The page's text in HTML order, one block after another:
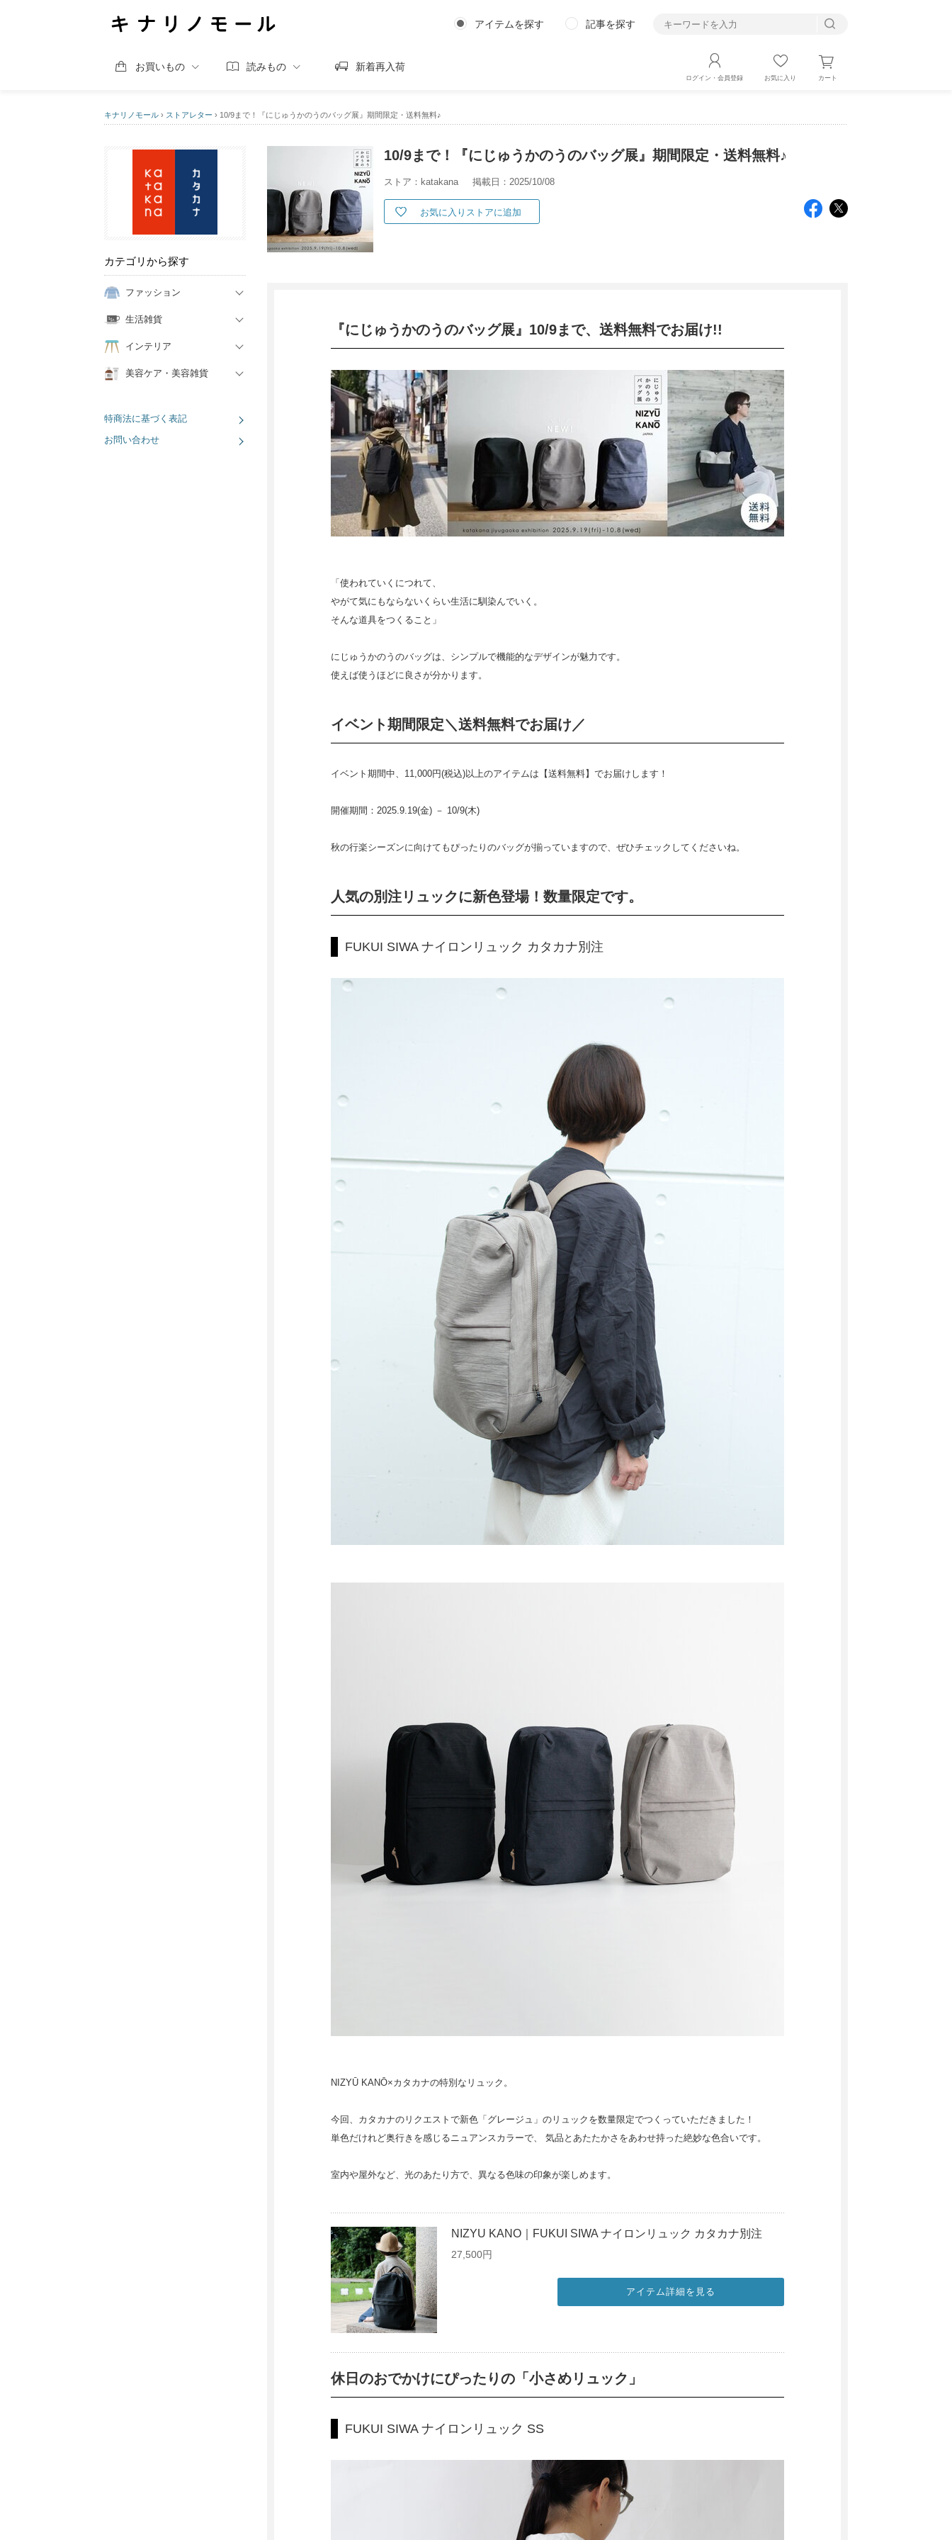
アイテムを探す 記事を探す
お買いもの 読みもの 新着再入荷
ログイン・会員登録 お気に入り カート
キナリノモール › ストアレター › 10/9まで！『にじゅうかのうのバッグ展』期間限定・送料無料♪
カテゴリから探す
ファッション
生活雑貨
インテリア
美容ケア・美容雑貨
特商法に基づく表記
お問い合わせ
10/9まで！『にじゅうかのうのバッグ展』期間限定・送料無料♪
ストア：katakana 掲載日：2025/10/08
お気に入りストアに追加
『にじゅうかのうのバッグ展』10/9まで、送料無料でお届け!!
「使われていくにつれて、
やがて気にもならないくらい生活に馴染んでいく。
そんな道具をつくること」
にじゅうかのうのバッグは、シンプルで機能的なデザインが魅力です。
使えば使うほどに良さが分かります。
イベント期間限定＼送料無料でお届け／
イベント期間中、11,000円(税込)以上のアイテムは【送料無料】でお届けします！
開催期間：2025.9.19(金) － 10/9(木)
秋の行楽シーズンに向けてもぴったりのバッグが揃っていますので、ぜひチェックしてくださいね。
人気の別注リュックに新色登場！数量限定です。
FUKUI SIWA ナイロンリュック カタカナ別注
NIZYŪ KANŌ×カタカナの特別なリュック。
今回、カタカナのリクエストで新色「グレージュ」のリュックを数量限定でつくっていただきました！
単色だけれど奥行きを感じるニュアンスカラーで、 気品とあたたかさをあわせ持った絶妙な色合いです。
室内や屋外など、光のあたり方で、異なる色味の印象が楽しめます。
NIZYU KANO｜FUKUI SIWA ナイロンリュック カタカナ別注
27,500円
アイテム詳細を見る
休日のおでかけにぴったりの「小さめリュック」
FUKUI SIWA ナイロンリュック SS